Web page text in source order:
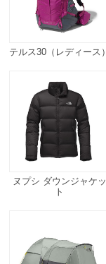
テルス30（レディース）
ヌプシ ダウンジャケッ
ト